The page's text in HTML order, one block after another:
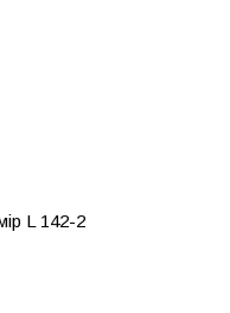
L 142-2